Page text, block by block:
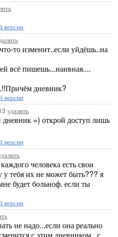
версии
то изменит..если уйдёшь..на
всё пишешь...наивная....
дневник?
версии
удалить
дневник =) открой доступ лишь
версии
человека есть свои
у тебя их не может быть??? я
будет больноф. если ты
версии
не надо...если она реально